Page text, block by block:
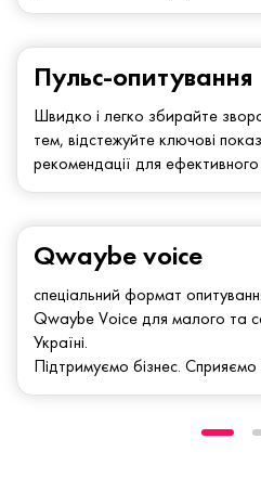
Qwaybe voice
спеціальний формат
Qwaybe Voice для малого та
Україні.
Підтримуємо бізнес. Сприяємо
Пульс-опитування
Швидко і легко збирайте
тем, відстежуйте ключові
рекомендації для